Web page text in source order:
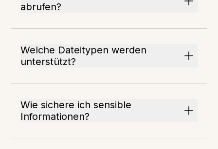
abrufen?
Welche Dateitypen werden
unterstützt?
Wie sichere ich sensible
Informationen?